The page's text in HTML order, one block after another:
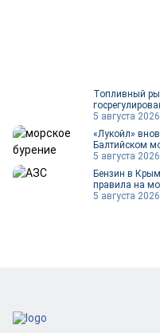
Топливный
5 августа 2026
«Лукойл»
Балтийском
5 августа 2026
Бензин в Крым
правила на
5 августа 2026